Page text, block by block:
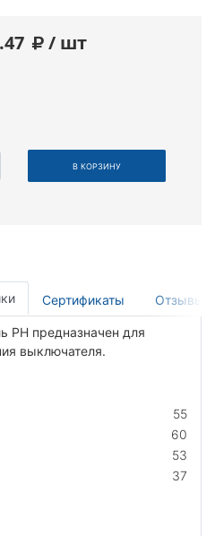
/ шт
В КОРЗИНУ
Сертификаты Отзывы
РН предназначен для
выключателя.
55
60
53
37